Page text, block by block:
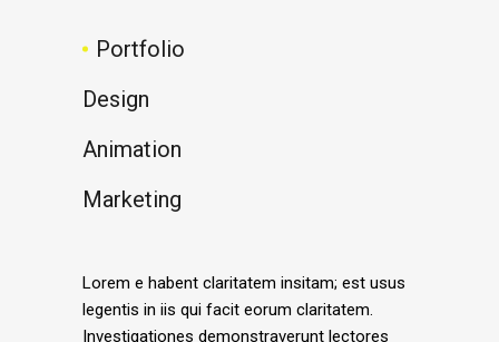
Portfolio
Design
Animation
Marketing
Lorem e habent claritatem insitam; est usus
legentis in iis qui facit eorum claritatem.
Investigationes demonstraverunt lectores